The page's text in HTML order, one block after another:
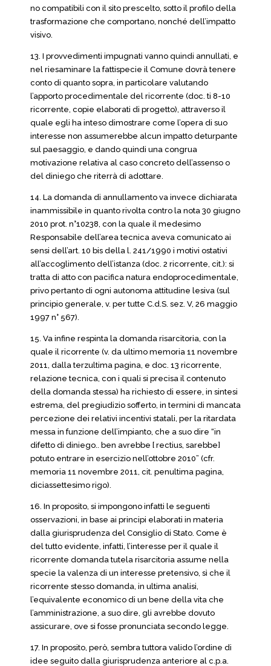
no compatibili con il sito prescelto, sotto il profilo della
trasformazione che comportano, nonché dell’impatto
visivo.
13. I provvedimenti impugnati vanno quindi annullati, e
nel riesaminare la fattispecie il Comune dovrà tenere
conto di quanto sopra, in particolare valutando
l’apporto procedimentale del ricorrente (doc. ti 8-10
ricorrente, copie elaborati di progetto), attraverso il
quale egli ha inteso dimostrare come l’opera di suo
interesse non assumerebbe alcun impatto deturpante
sul paesaggio, e dando quindi una congrua
motivazione relativa al caso concreto dell’assenso o
del diniego che riterrà di adottare.
14. La domanda di annullamento va invece dichiarata
inammissibile in quanto rivolta contro la nota 30 giugno
2010 prot. n°10238, con la quale il medesimo
Responsabile dell’area tecnica aveva comunicato ai
sensi dell’art. 10 bis della l. 241/1990 i motivi ostativi
all’accoglimento dell’istanza (doc. 2 ricorrente, cit.): si
tratta di atto con pacifica natura endoprocedimentale,
privo pertanto di ogni autonoma attitudine lesiva (sul
principio generale, v. per tutte C.d.S. sez. V, 26 maggio
1997 n° 567).
15. Va infine respinta la domanda risarcitoria, con la
quale il ricorrente (v. da ultimo memoria 11 novembre
2011, dalla terzultima pagina, e doc. 13 ricorrente,
relazione tecnica, con i quali si precisa il contenuto
della domanda stessa) ha richiesto di essere, in sintesi
estrema, del pregiudizio sofferto, in termini di mancata
percezione dei relativi incentivi statali, per la ritardata
messa in funzione dell’impianto, che a suo dire “in
difetto di diniego.. ben avrebbe [ rectius, sarebbe]
potuto entrare in esercizio nell’ottobre 2010” (cfr.
memoria 11 novembre 2011, cit. penultima pagina,
diciassettesimo rigo).
16. In proposito, si impongono infatti le seguenti
osservazioni, in base ai principi elaborati in materia
dalla giurisprudenza del Consiglio di Stato. Come è
del tutto evidente, infatti, l’interesse per il quale il
ricorrente domanda tutela risarcitoria assume nella
specie la valenza di un interesse pretensivo, sì che il
ricorrente stesso domanda, in ultima analisi,
l’equivalente economico di un bene della vita che
l’amministrazione, a suo dire, gli avrebbe dovuto
assicurare, ove si fosse pronunciata secondo legge.
17. In proposito, però, sembra tuttora valido l’ordine di
idee seguito dalla giurisprudenza anteriore al c.p.a.